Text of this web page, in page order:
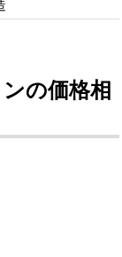
の価格相